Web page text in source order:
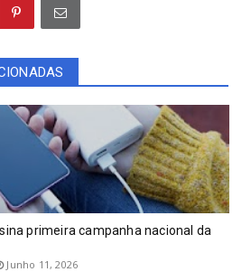
primeira campanha nacional da
Junho 11, 2026